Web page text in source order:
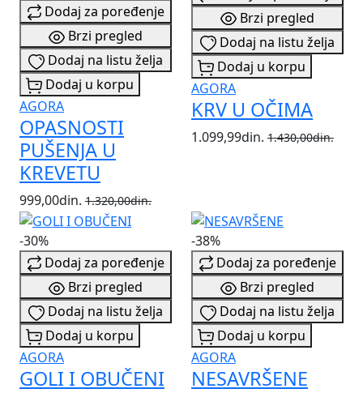
Dodaj za poređenje
Brzi pregled
Dodaj na listu želja
Dodaj u korpu
AGORA
OPASNOSTI
PUŠENJA U
KREVETU
999,00din. 1.320,00din.
Brzi pregled
Dodaj na listu želja
Dodaj u korpu
AGORA
KRV U OČIMA
1.099,99din. 1.430,00din.
-30%
Dodaj za poređenje
Brzi pregled
Dodaj na listu želja
Dodaj u korpu
AGORA
GOLI I OBUČENI
-38%
Dodaj za poređenje
Brzi pregled
Dodaj na listu želja
Dodaj u korpu
AGORA
NESAVRŠENE